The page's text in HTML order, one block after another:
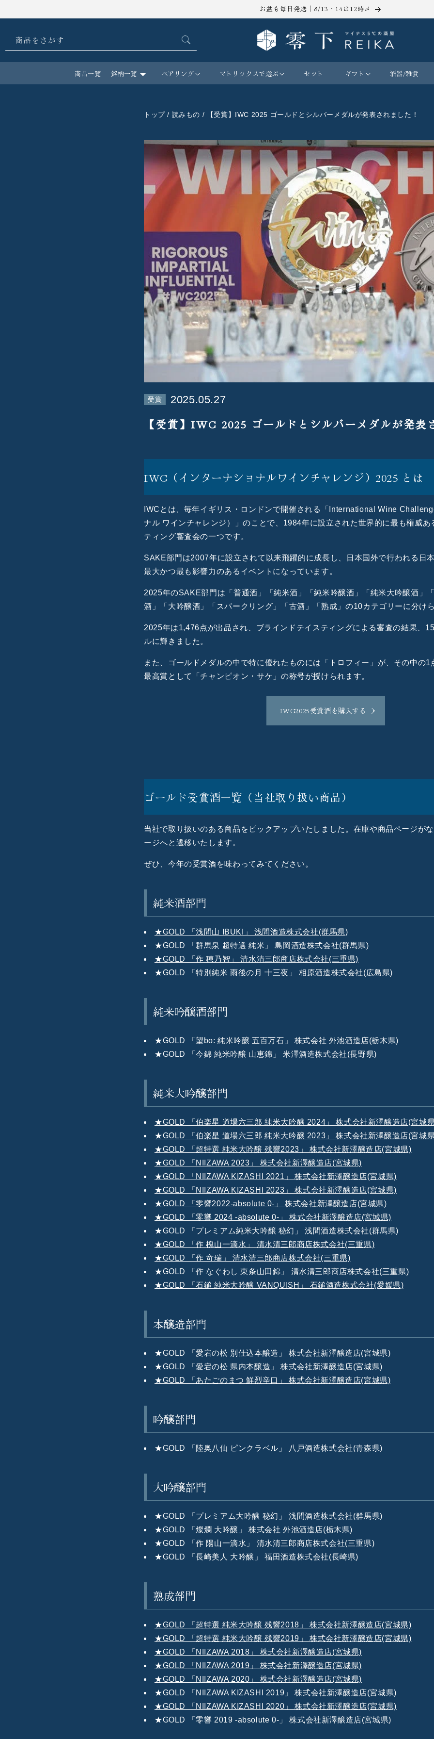
進む
お盆も毎日発送｜8/13・14は12時〆
商品をさがす
商品一覧 銘柄一覧 ペアリング マトリックスで選ぶ セット ギフト 酒器/雑貨
トップ/ 読みもの / 【受賞】IWC 2025 ゴールドとシルバーメダルが発表されました！
受賞 2025.05.27
【受賞】IWC 2025 ゴールドとシルバーメダルが発表
IWC（インターナショナルワインチャレンジ） 2025 とは
IWCとは、毎年イギリス・ロンドンで開催される「International Wine
ナル ワインチャレンジ）」のことで、1984年に設立された世界的に最も権威あ
ティング審査会の一つです。
SAKE部門は2007年に設立されて以来飛躍的に成長し、日本国外で行われる日
最大かつ最も影響力のあるイベントになっています。
2025年のSAKE部門は「普通酒」「純米酒」「純米吟醸酒」「純米大吟醸酒」
酒」「大吟醸酒」「スパークリング」「古酒」「熟成」の10カテゴリーに分けら
2025年は1,476点が出品され、 ブラインドテイスティングによる審査の結果、
ルに輝きました。
また、ゴールドメダルの中で特に優れたものには「トロフィー」が、その中の
最高賞として「チャンピオン・サケ」の称号が授けられます。
IWC2025受賞酒を購入する
ゴールド受賞酒一覧（当社取り扱い商品）
当社で取り扱いのある商品をピックアップいたしました。在庫や商品ページが
ージへと遷移いたします。
ぜひ、今年の受賞酒を味わってみてください。
純米酒部門
★GOLD 「浅間山 IBUKI」 浅間酒造株式会社(群馬県)
★GOLD 「群馬泉 超特選 純米」 島岡酒造株式会社(群馬県)
★GOLD 「作 穂乃智」 清水清三郎商店株式会社(三重県)
★GOLD 「特別純米 雨後の月 十三夜」 相原酒造株式会社(広島県)
純米吟醸酒部門
★GOLD 「望bo: 純米吟醸 五百万石」 株式会社 外池酒造店(栃木県)
★GOLD 「今錦 純米吟醸 山恵錦」 米澤酒造株式会社(長野県)
純米大吟醸部門
★GOLD 「伯楽星 道場六三郎 純米大吟醸 2024」 株式会社新澤醸造店(宮城
★GOLD 「伯楽星 道場六三郎 純米大吟醸 2023」 株式会社新澤醸造店(宮城
★GOLD 「超特選 純米大吟醸 残響2023」 株式会社新澤醸造店(宮城県)
★GOLD 「NIIZAWA 2023」 株式会社新澤醸造店(宮城県)
★GOLD 「NIIZAWA KIZASHI 2021」 株式会社新澤醸造店(宮城県)
★GOLD 「NIIZAWA KIZASHI 2023」 株式会社新澤醸造店(宮城県)
★GOLD 「零響2022-absolute 0-」 株式会社新澤醸造店(宮城県)
★GOLD 「零響 2024 -absolute 0-」 株式会社新澤醸造店(宮城県)
★GOLD 「プレミアム純米大吟醸 秘幻」 浅間酒造株式会社(群馬県)
★GOLD 「作 槐山一滴水」 清水清三郎商店株式会社(三重県)
★GOLD 「作 竒瑞」 清水清三郎商店株式会社(三重県)
★GOLD 「作 なぐわし 東条山田錦」 清水清三郎商店株式会社(三重県)
★GOLD 「石鎚 純米大吟醸 VANQUISH」 石鎚酒造株式会社(愛媛県)
本醸造部門
★GOLD 「愛宕の松 別仕込本醸造」 株式会社新澤醸造店(宮城県)
★GOLD 「愛宕の松 県内本醸造」 株式会社新澤醸造店(宮城県)
★GOLD 「あたごのまつ 鮮烈辛口」 株式会社新澤醸造店(宮城県)
吟醸部門
★GOLD 「陸奥八仙 ピンクラベル」 八戸酒造株式会社(青森県)
大吟醸部門
★GOLD 「プレミアム大吟醸 秘幻」 浅間酒造株式会社(群馬県)
★GOLD 「燦爛 大吟醸」 株式会社 外池酒造店(栃木県)
★GOLD 「作 陽山一滴水」 清水清三郎商店株式会社(三重県)
★GOLD 「長崎美人 大吟醸」 福田酒造株式会社(長崎県)
熟成部門
★GOLD 「超特選 純米大吟醸 残響2018」 株式会社新澤醸造店(宮城県)
★GOLD 「超特選 純米大吟醸 残響2019」 株式会社新澤醸造店(宮城県)
★GOLD 「NIIZAWA 2018」 株式会社新澤醸造店(宮城県)
★GOLD 「NIIZAWA 2019」 株式会社新澤醸造店(宮城県)
★GOLD 「NIIZAWA 2020」 株式会社新澤醸造店(宮城県)
★GOLD 「NIIZAWA KIZASHI 2019」 株式会社新澤醸造店(宮城県)
★GOLD 「NIIZAWA KIZASHI 2020」 株式会社新澤醸造店(宮城県)
★GOLD 「零響 2019 -absolute 0-」 株式会社新澤醸造店(宮城県)